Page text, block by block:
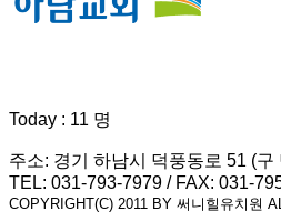
Today : 11 명
주소: 경기 하남시 덕풍동로 51 (구
TEL: 031-793-7979 / FAX: 031-
COPYRIGHT(C) 2011 BY 써니힐유치원